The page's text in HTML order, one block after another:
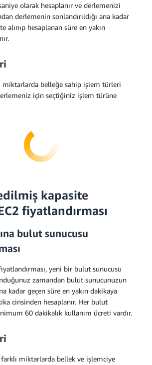
olarak hesaplanır ve derlemenizi
derlemenin sonlandırıldığı ana kadar
alınıp hesaplanan süre en yakın
miktarlarda belleğe sahip işlem türleri
için seçtiğiniz işlem türüne
kapasite
fiyatlandırması
bulut sunucusu
yeni bir bulut sunucusu
zamandan bulut sunucunuzun
kadar geçen süre en yakın dakikaya
cinsinden hesaplanır. Her bulut
60 dakikalık kullanım ücreti vardır.
miktarlarda bellek ve işlemciye